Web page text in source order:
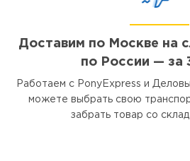
Доставим по Москве на
по России — за
Работаем с PonyExpress и
можете выбрать свою
забрать товар со